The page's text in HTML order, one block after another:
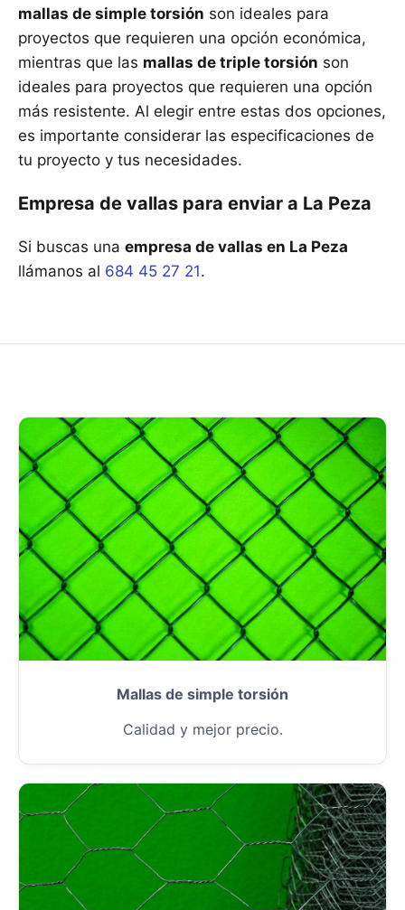
mallas de simple torsión son ideales para
proyectos que requieren una opción económica,
mientras que las mallas de triple torsión son
ideales para proyectos que requieren una opción
más resistente. Al elegir entre estas dos opciones,
es importante considerar las especificaciones de
tu proyecto y tus necesidades.
Empresa de vallas para enviar a La Peza
Si buscas una empresa de vallas en La Peza
llámanos al 684 45 27 21.
Mallas de simple torsión
Calidad y mejor precio.